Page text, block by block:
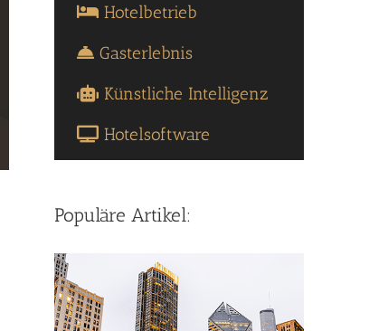
Hotelbetrieb
Gasterlebnis
Künstliche Intelligenz
Hotelsoftware
Populäre Artikel: